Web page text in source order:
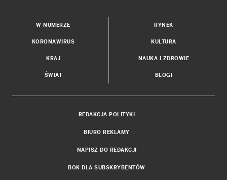
W NUMERZE
KORONAWIRUS
KRAJ
ŚWIAT
RYNEK
KULTURA
NAUKA I ZDROWIE
BLOGI
REDAKCJA POLITYKI
BIURO REKLAMY
NAPISZ DO REDAKCJI
BOK DLA SUBSKRYBENTÓW